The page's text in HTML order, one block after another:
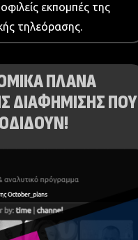
εκπομπές της
τηλεόρασης.
ΠΛΑΝΑ
ΔΙΑΦΗΜΙΣΗΣ ΠΟΥ